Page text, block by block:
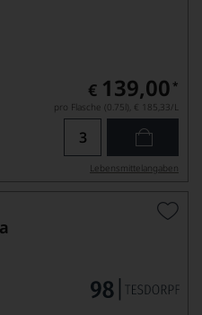
€ 139,00 *
pro Flasche (0.75l), € 185,33/L
Lebensmittel­angaben